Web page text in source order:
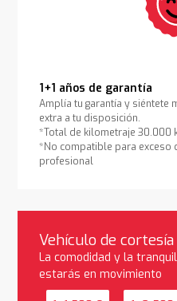
1+1 años de garantía
Amplía tu garantía y siéntete
extra a tu disposición.
*Total de kilometraje 30.000
*No compatible para exceso
profesional
Vehículo de cortesía
La comodidad y la
estarás en movimiento